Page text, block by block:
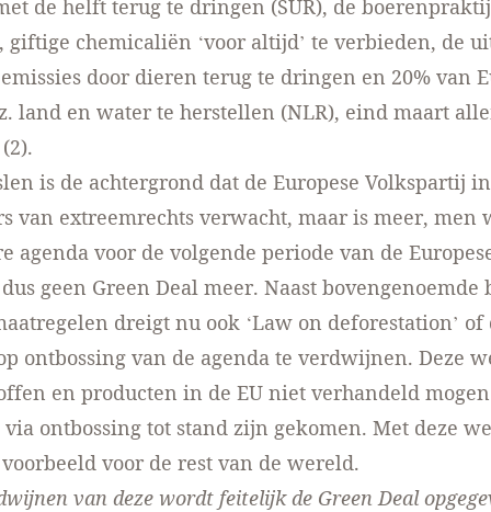
de helft terug te dringen (SUR), de
giftige chemicaliën ‘voor altijd’ te verbieden, de
door dieren terug te dringen en 20% van
land en water te herstellen (NLR), eind maart
is de achtergrond dat de Europese Volkspartij
van extreemrechts verwacht, maar is meer, men
agenda voor de volgende periode van de
geen Green Deal meer. Naast
dreigt nu ook ‘Law on deforestation’ of
ontbossing van de agenda te verdwijnen. Deze
en producten in de EU niet verhandeld
ontbossing tot stand zijn gekomen. Met deze
voor de rest van de wereld.
van deze wordt feitelijk de Green Deal